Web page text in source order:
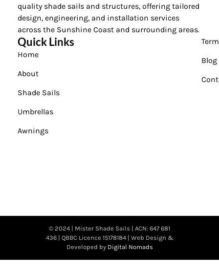
quality shade sails and structures, offering tailored
design, engineering, and installation services
across the Sunshine Coast and surrounding areas.
Quick Links
Home
About
Shade Sails
Umbrellas
Awnings
Blog
© 2024 | Mister Shade Sails | ACN: 647 681
436 | QBBC Licence 15178184 | Web Design &
Developed by Digital Nomads